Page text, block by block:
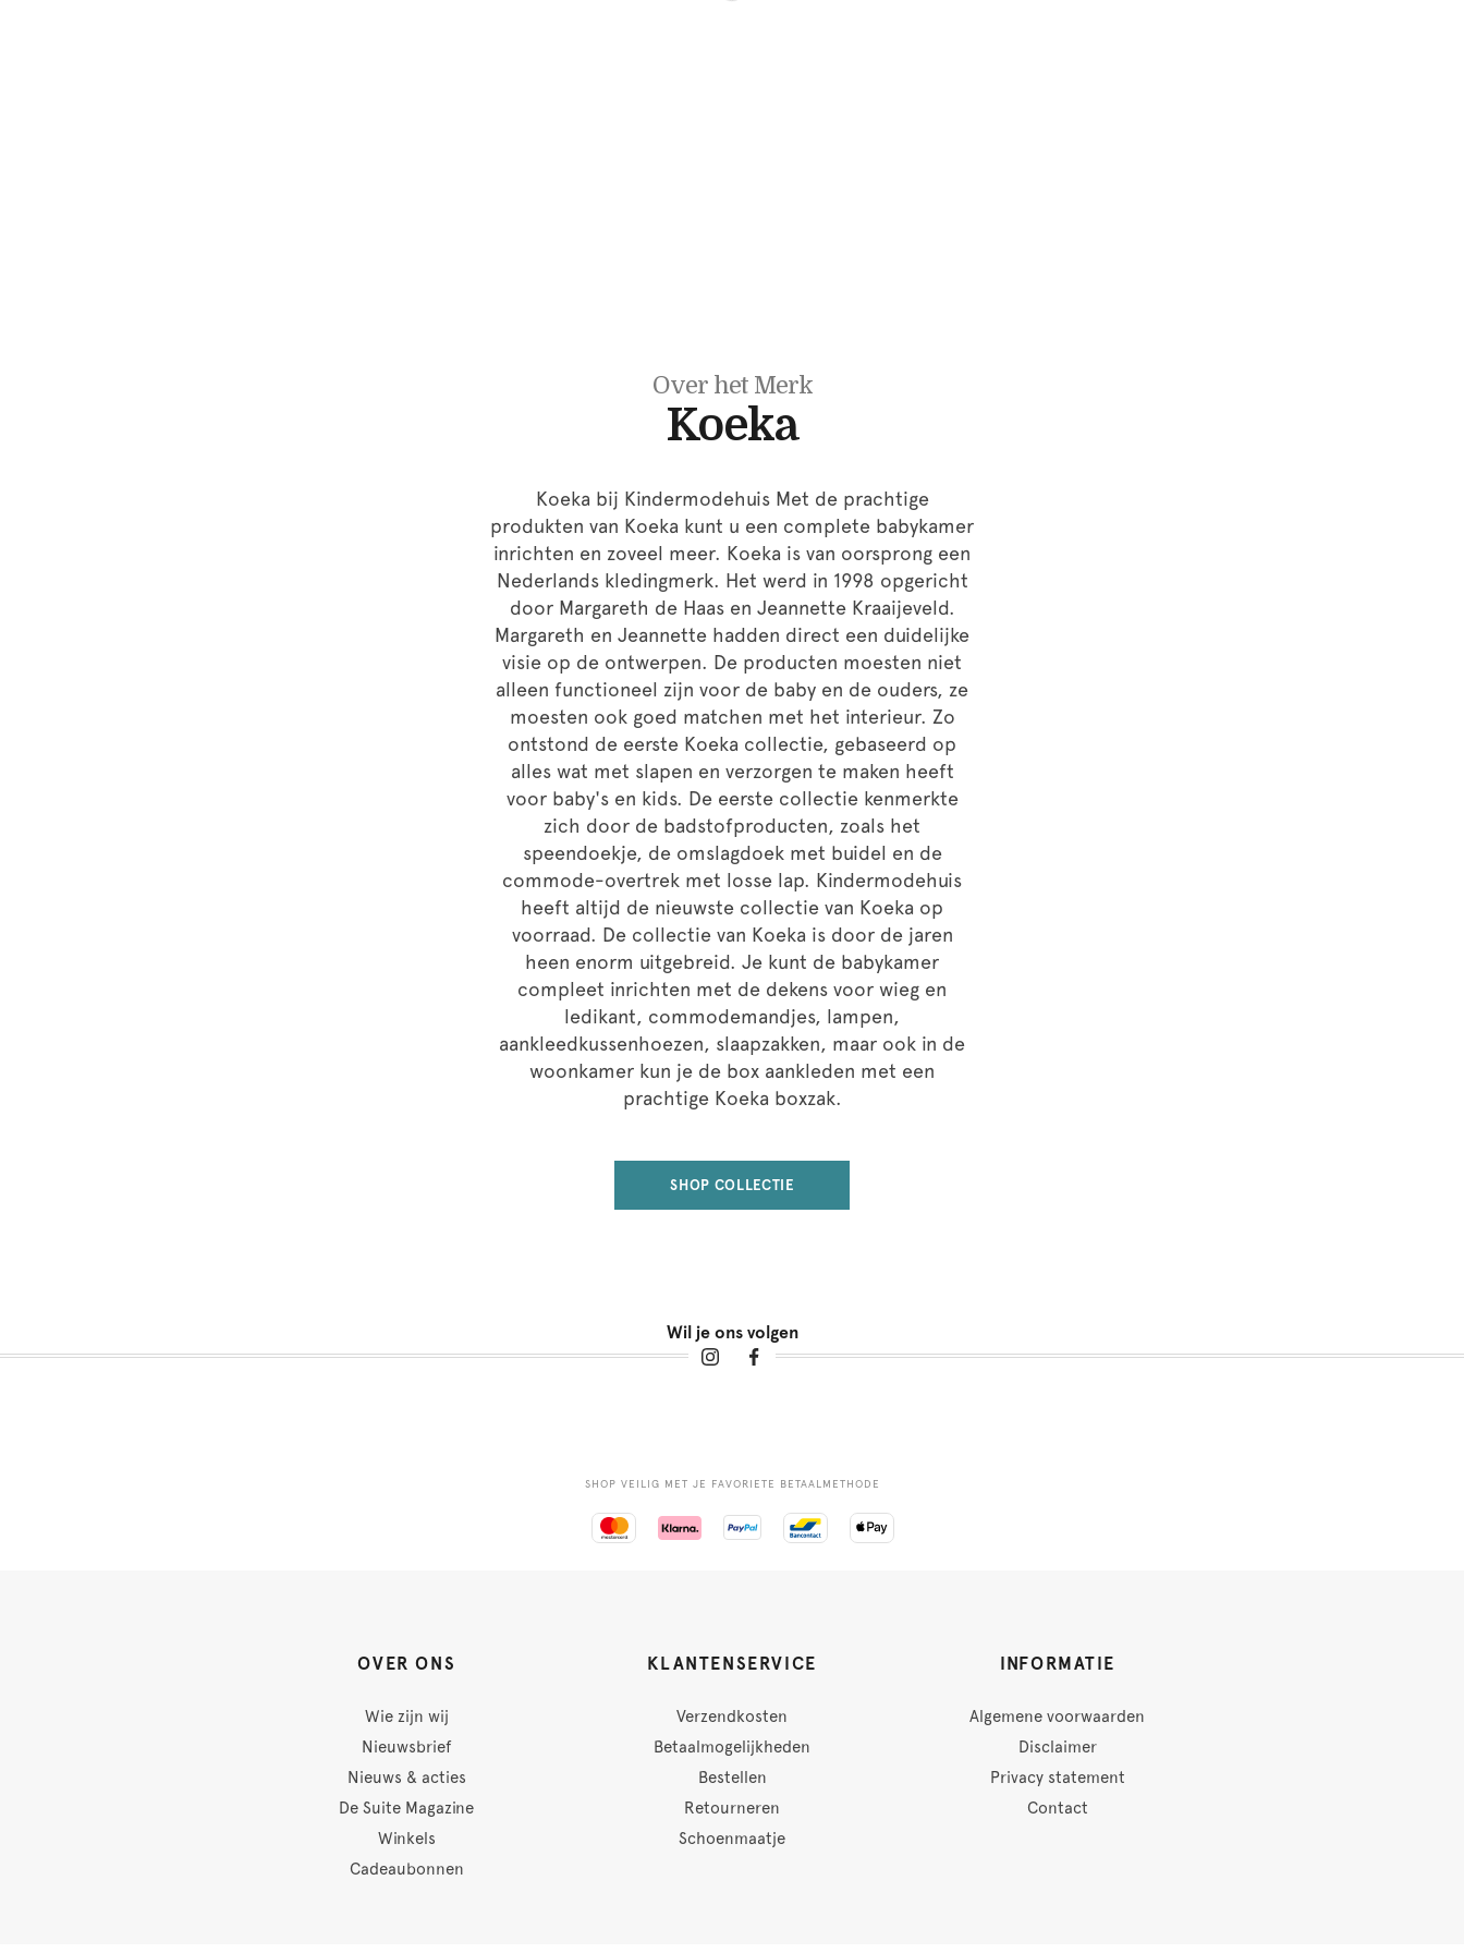
Over het Merk
Koeka
Koeka bij Kindermodehuis Met de prachtige
produkten van Koeka kunt u een complete babykamer
inrichten en zoveel meer. Koeka is van oorsprong een
Nederlands kledingmerk. Het werd in 1998 opgericht
door Margareth de Haas en Jeannette Kraaijeveld.
Margareth en Jeannette hadden direct een duidelijke
visie op de ontwerpen. De producten moesten niet
alleen functioneel zijn voor de baby en de ouders, ze
moesten ook goed matchen met het interieur. Zo
ontstond de eerste Koeka collectie, gebaseerd op
alles wat met slapen en verzorgen te maken heeft
voor baby's en kids. De eerste collectie kenmerkte
zich door de badstofproducten, zoals het
speendoekje, de omslagdoek met buidel en de
commode-overtrek met losse lap. Kindermodehuis
heeft altijd de nieuwste collectie van Koeka op
voorraad. De collectie van Koeka is door de jaren
heen enorm uitgebreid. Je kunt de babykamer
compleet inrichten met de dekens voor wieg en
ledikant, commodemandjes, lampen,
aankleedkussenhoezen, slaapzakken, maar ook in de
woonkamer kun je de box aankleden met een
prachtige Koeka boxzak.
SHOP COLLECTIE
Wil je ons volgen
SHOP VEILIG MET JE FAVORIETE BETAALMETHODE
OVER ONS
Wie zijn wij
Nieuwsbrief
Nieuws & acties
De Suite Magazine
Winkels
Cadeaubonnen
KLANTENSERVICE
Verzendkosten
Betaalmogelijkheden
Bestellen
Retourneren
Schoenmaatje
INFORMATIE
Algemene voorwaarden
Disclaimer
Privacy statement
Contact